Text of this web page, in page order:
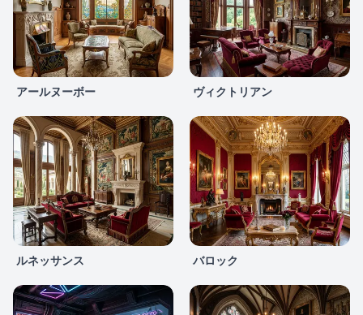
アールヌーボー ヴィクトリアン
ルネッサンス バロック